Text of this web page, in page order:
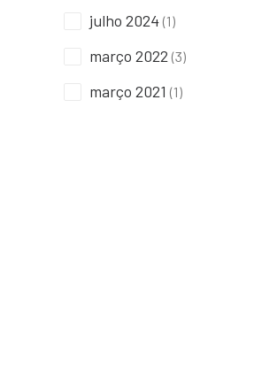
julho 2024 (1)
março 2022 (3)
março 2021 (1)